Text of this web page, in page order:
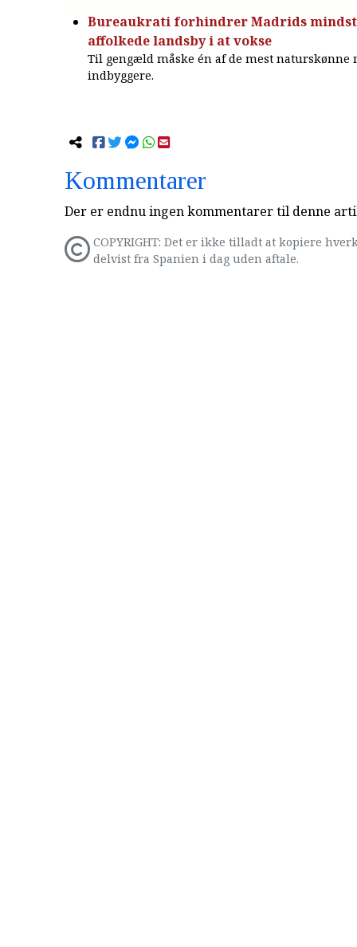
Bureaukrati forhindrer Madrids
affolkede landsby i at vokse
Til gengæld måske én af de mest naturskønne
indbyggere.
Kommentarer
Der er endnu ingen kommentarer til denne
COPYRIGHT: Det er ikke tilladt at kopiere
delvist fra Spanien i dag uden aftale.